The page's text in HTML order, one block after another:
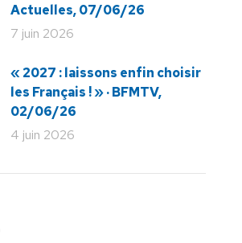
Actuelles, 07/06/26
7 juin 2026
« 2027 : laissons enfin choisir
les Français ! » · BFMTV,
02/06/26
4 juin 2026